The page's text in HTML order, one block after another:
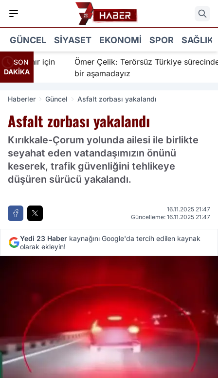
GÜNCEL SIYASET EKONOMI SPOR SAĞLIK
SON
DAKİKA
için
Ömer Çelik: Terörsüz Türkiye sürecinde
bir aşamadayız
Haberler Güncel Asfalt zorbası yakalandı
Asfalt zorbası yakalandı
Kırıkkale-Çorum yolunda ailesi ile birlikte
seyahat eden vatandaşımızın önünü
keserek, trafik güvenliğini tehlikeye
düşüren sürücü yakalandı.
16.11.2025 21:47
Güncelleme: 16.11.2025 21:47
Yedi 23 Haber kaynağını Google'da tercih edilen kaynak
olarak ekleyin!